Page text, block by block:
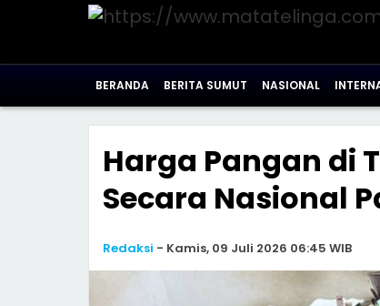
BERANDA BERITA SUMUT NASIONAL
Harga Pangan di
Secara Nasional
Redaksi - Kamis, 09 Juli 2026 06:45 WIB